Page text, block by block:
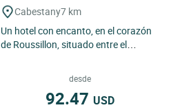
Cabestany7 km
Un hotel con encanto, en el corazón
de Roussillon, situado entre el
desde
92.47 USD